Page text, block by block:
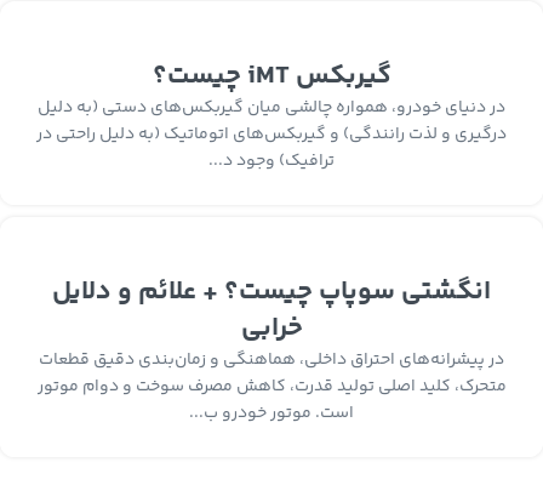
گیربکس iMT چیست؟
در دنیای خودرو، همواره چالشی میان گیربکس‌های دستی (به دلیل
درگیری و لذت رانندگی) و گیربکس‌های اتوماتیک (به دلیل راحتی در
ترافیک) وجود د...
انگشتی سوپاپ چیست؟ + علائم و دلایل
خرابی
در پیشرانه‌های احتراق داخلی، هماهنگی و زمان‌بندی دقیق قطعات
متحرک، کلید اصلی تولید قدرت، کاهش مصرف سوخت و دوام موتور
است. موتور خودرو ب...